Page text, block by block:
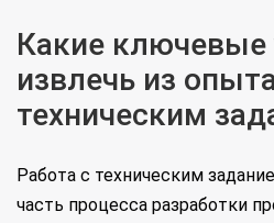
Какие
извлечь из
техническим
Работа с техническим
часть процесса разработки